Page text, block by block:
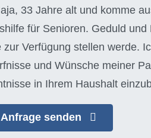
33 Jahre alt und komme
für Senioren. Geduld
zur Verfügung stellen werde.
und Wünsche meiner
in Ihrem Haushalt
senden